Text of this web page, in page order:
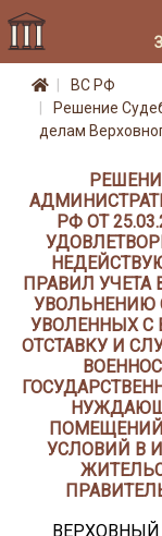
ВС РФ
Решение
делам
РФ ОТ
ПРАВИЛ
УВОЛЬНЕНИЮ
УВОЛЕННЫХ С
ОТСТАВКУ И
УСЛОВИЙ В